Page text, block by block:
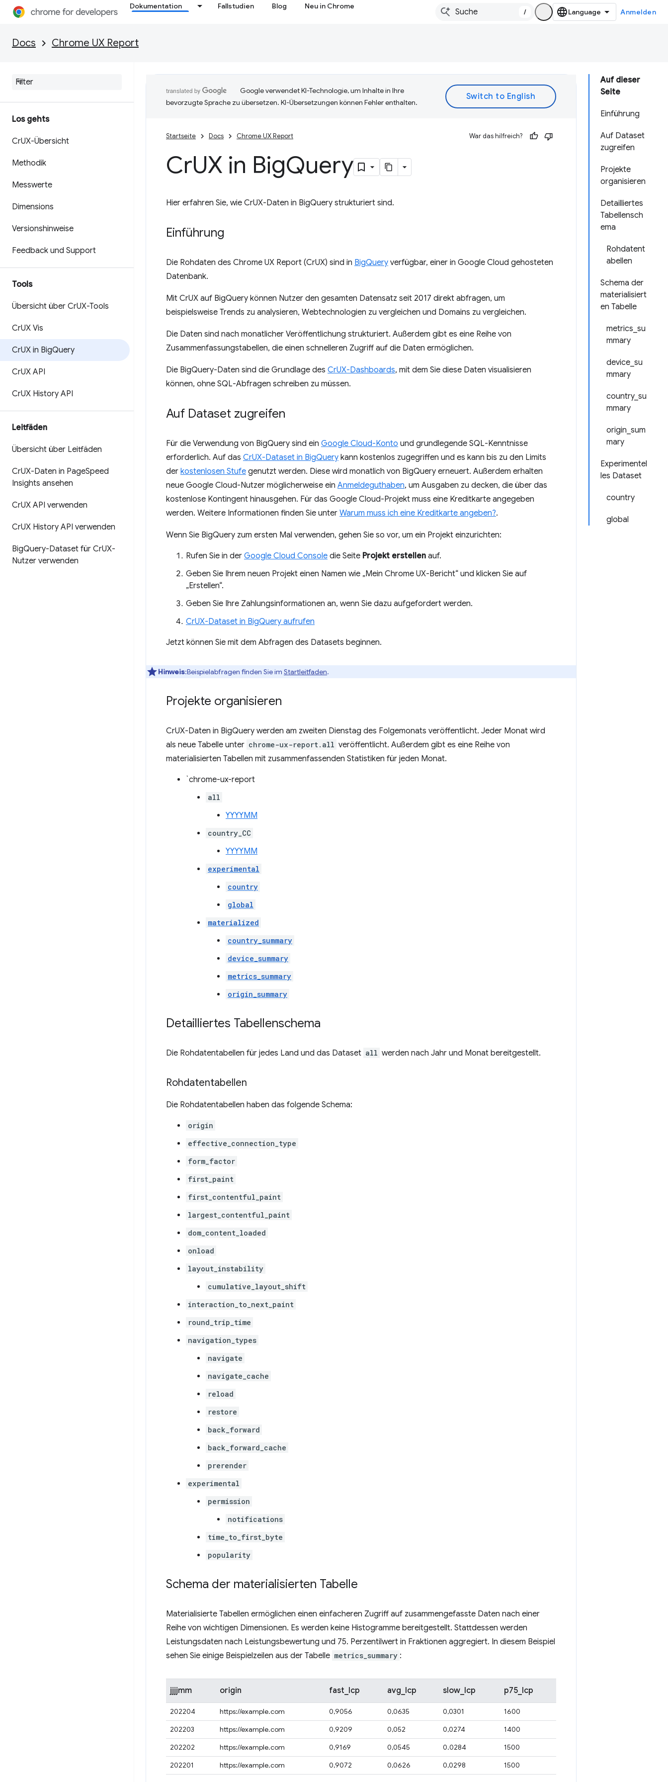
Dokumentation Fallstudien Blog Neu in Chrome
/ Anmelden
Docs Chrome UX Report
Los gehts
CrUX-Übersicht
Methodik
Messwerte
Dimensions
Versionshinweise
Feedback und Support
Tools
Übersicht über CrUX-Tools
CrUX Vis
CrUX in BigQuery
CrUX API
CrUX History API
Leitfäden
Übersicht über Leitfäden
CrUX-Daten in PageSpeed
Insights ansehen
CrUX API verwenden
CrUX History API verwenden
BigQuery-Dataset für CrUX-
Nutzer verwenden
Auf dieser
Seite
Einführung
Auf Dataset
zugreifen
Projekte
organisieren
Detailliertes
Tabellensch
ema
Rohdatent
abellen
Schema der
materialisiert
en Tabelle
metrics_su
mmary
device_su
mmary
country_su
mmary
origin_sum
mary
Experimentel
les Dataset
country
global
Google verwendet KI-Technologie, um Inhalte in Ihre
bevorzugte Sprache zu übersetzen. KI-Übersetzungen können Fehler enthalten.
Startseite Docs Chrome UX Report War das hilfreich?
CrUX in BigQuery
Hier erfahren Sie, wie CrUX-Daten in BigQuery strukturiert sind.
Einführung
Die Rohdaten des Chrome UX Report (CrUX) sind in BigQuery verfügbar, einer in Google Cloud gehosteten
Datenbank.
Mit CrUX auf BigQuery können Nutzer den gesamten Datensatz seit 2017 direkt abfragen, um
beispielsweise Trends zu analysieren, Webtechnologien zu vergleichen und Domains zu vergleichen.
Die Daten sind nach monatlicher Veröffentlichung strukturiert. Außerdem gibt es eine Reihe von
Zusammenfassungstabellen, die einen schnelleren Zugriff auf die Daten ermöglichen.
Die BigQuery-Daten sind die Grundlage des CrUX-Dashboards, mit dem Sie diese Daten visualisieren
können, ohne SQL-Abfragen schreiben zu müssen.
Auf Dataset zugreifen
Für die Verwendung von BigQuery sind ein Google Cloud-Konto und grundlegende SQL-Kenntnisse
erforderlich. Auf das CrUX-Dataset in BigQuery kann kostenlos zugegriffen und es kann bis zu den Limits
der kostenlosen Stufe genutzt werden. Diese wird monatlich von BigQuery erneuert. Außerdem erhalten
neue Google Cloud-Nutzer möglicherweise ein Anmeldeguthaben, um Ausgaben zu decken, die über das
kostenlose Kontingent hinausgehen. Für das Google Cloud-Projekt muss eine Kreditkarte angegeben
werden. Weitere Informationen finden Sie unter Warum muss ich eine Kreditkarte angeben?.
Wenn Sie BigQuery zum ersten Mal verwenden, gehen Sie so vor, um ein Projekt einzurichten:
Rufen Sie in der Google Cloud Console die Seite Projekt erstellen auf.
Geben Sie Ihrem neuen Projekt einen Namen wie „Mein Chrome UX-Bericht“ und klicken Sie auf
„Erstellen“.
Geben Sie Ihre Zahlungsinformationen an, wenn Sie dazu aufgefordert werden.
CrUX-Dataset in BigQuery aufrufen
Jetzt können Sie mit dem Abfragen des Datasets beginnen.
Hinweis:Beispielabfragen finden Sie im Startleitfaden.
Projekte organisieren
CrUX-Daten in BigQuery werden am zweiten Dienstag des Folgemonats veröffentlicht. Jeder Monat wird
als neue Tabelle unter chrome-ux-report.all veröffentlicht. Außerdem gibt es eine Reihe von
materialisierten Tabellen mit zusammenfassenden Statistiken für jeden Monat.
`chrome-ux-report
all
YYYYMM
country_CC
YYYYMM
experimental
country
global
materialized
country_summary
device_summary
metrics_summary
origin_summary
Detailliertes Tabellenschema
Die Rohdatentabellen für jedes Land und das Dataset all werden nach Jahr und Monat bereitgestellt.
Rohdatentabellen
Die Rohdatentabellen haben das folgende Schema:
origin
effective_connection_type
form_factor
first_paint
first_contentful_paint
largest_contentful_paint
dom_content_loaded
onload
layout_instability
cumulative_layout_shift
interaction_to_next_paint
round_trip_time
navigation_types
navigate
navigate_cache
reload
restore
back_forward
back_forward_cache
prerender
experimental
permission
notifications
time_to_first_byte
popularity
Schema der materialisierten Tabelle
Materialisierte Tabellen ermöglichen einen einfacheren Zugriff auf zusammengefasste Daten nach einer
Reihe von wichtigen Dimensionen. Es werden keine Histogramme bereitgestellt. Stattdessen werden
Leistungsdaten nach Leistungsbewertung und 75. Perzentilwert in Fraktionen aggregiert. In diesem Beispiel
sehen Sie einige Beispielzeilen aus der Tabelle metrics_summary :
jjjjmm origin fast_lcp avg_lcp slow_lcp p75_lcp
202204 https://example.com 0,9056 0,0635 0,0301
1600
202203
https://example.com 0,9209 0,052 0,0274
1400
202202
https://example.com 0,9169 0,0545 0.0284
1500
202201
https://example.com 0,9072 0,0626 0,0298 1500